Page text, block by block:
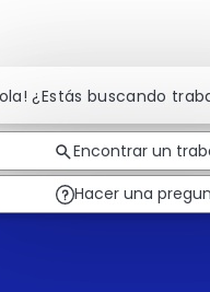
¿Estás buscando
Encontrar un
Hacer una